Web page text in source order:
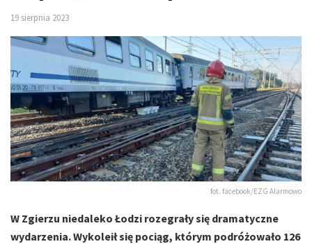
19 sierpnia 2023
fot. facebook/EZG Alarmowo
W Zgierzu niedaleko Łodzi rozegrały się dramatyczne
wydarzenia. Wykoleił się pociąg, którym podróżowało 126